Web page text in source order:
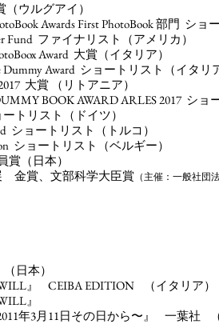
（ウルグアイ）
Awards First PhotoBook 部門 ショ
Fund ファイナリスト（アメリカ）
Award 大賞（イタリア）
Dummy Award ショートリスト（イタリ
大賞 （リトアニア）
BOOK AWARD ARLES2017 ショ
トリスト（ドイツ）
ショートリスト（トルコ）
ショートリスト（ベルギー）
賞（日本）
金賞、文部科学大臣賞 （主催：一般社団
日本）
』 CEIBA EDITION （イタリア）
』
年3月11日その日から〜』 一葉社 （